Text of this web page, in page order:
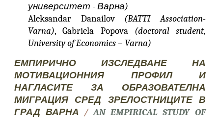
университет - Варна)
Aleksandar Danailov (BATTI Association-
Varna), Gabriela Popova (doctoral student,
University of Economics – Varna)
ЕМПИРИЧНО ИЗСЛЕДВАНЕ НА
МОТИВАЦИОННИЯ ПРОФИЛ И
НАГЛАСИТЕ ЗА ОБРАЗОВАТЕЛНА
МИГРАЦИЯ СРЕД ЗРЕЛОСТНИЦИТЕ В
ГРАД ВАРНА /AN EMPIRICAL STUDY OF